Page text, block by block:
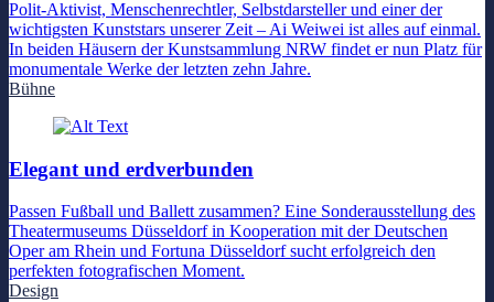
Polit-Aktivist, Menschenrechtler, Selbstdarsteller und einer der
wichtigsten Kunststars unserer Zeit – Ai Weiwei ist alles auf einmal.
In beiden Häusern der Kunstsammlung NRW findet er nun Platz für
monumentale Werke der letzten zehn Jahre.
Bühne
Elegant und erdverbunden
Passen Fußball und Ballett zusammen? Eine Sonderausstellung des
Theatermuseums Düsseldorf in Kooperation mit der Deutschen
Oper am Rhein und Fortuna Düsseldorf sucht erfolgreich den
perfekten fotografischen Moment.
Design